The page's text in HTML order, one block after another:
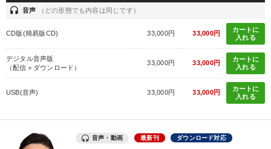
headset 音声 （どの形態でも内容は同じです）
CD版(簡易版CD) 33,000円 33,000円
カートに
入れる
デジタル音声版
（配信＋ダウンロード）
33,000円 33,000円
カートに
入れる
USB(音声) 33,000円 33,000円
カートに
入れる
音声・動画 最新刊 ダウンロード対応